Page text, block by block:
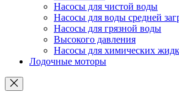
Насосы для чистой воды
Насосы для воды средней
Насосы для грязной воды
Высокого давления
Насосы для химических
Лодочные моторы